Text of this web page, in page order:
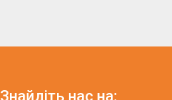
Знайдіть нас на: